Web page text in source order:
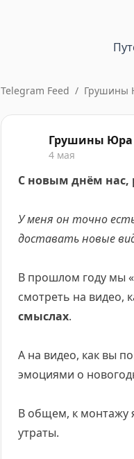
Telegram Feed / Грушины
Грушины Юра
4 мая
С новым днём нас,
У меня он точно
доставать новые
В прошлом году мы
смотреть на видео,
смыслах.
А на видео, как вы
эмоциями о
В общем, к монтажу
утраты.